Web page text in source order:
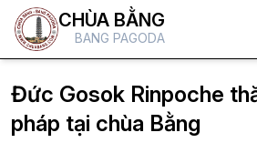
CHÙA BẰNG
BANG PAGODA
Đức Gosok Rinpoche
pháp tại chùa Bằng